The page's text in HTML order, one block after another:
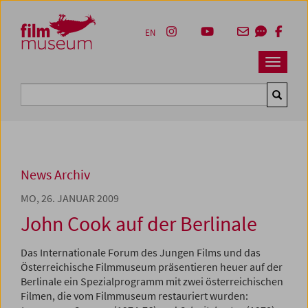
Zum Inhalt
Zum Hauptmenü
Zur Servicenavigation
Zum Suche
Navbar
EN
News Archiv
MO, 26. JANUAR 2009
John Cook auf der Berlinale
Das Internationale Forum des Jungen Films und das
Österreichische Filmmuseum präsentieren heuer auf der
Berlinale ein Spezialprogramm mit zwei österreichischen
Filmen, die vom Filmmuseum restauriert wurden: